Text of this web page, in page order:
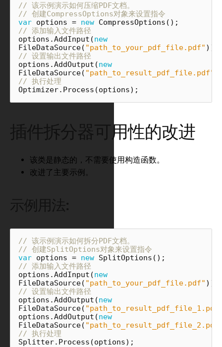
// 该示例演示如何压缩PDF文档。
// 创建CompressOptions对象来设置指令
var options = new CompressOptions ();
// 添加输入文件路径
options .AddInput (new
FileDataSource( "path_to_your_pdf_file.pdf" ));
// 设置输出文件路径
options .AddOutput (new
FileDataSource( "path_to_result_pdf_file.pdf"
// 执行处理
Optimizer. Process (options);
插件拆分器可用性的改进
该类是静态的，不需要使用构造函数。
改进了主要示例。
示例用法:
// 该示例演示如何拆分PDF文档。
// 创建SplitOptions对象来设置指令
var options = new SplitOptions ();
// 添加输入文件路径
options .AddInput (new
FileDataSource( "path_to_your_pdf_file.pdf" ));
// 设置输出文件路径
options .AddOutput (new
FileDataSource(
options .AddOutput (new
FileDataSource(
// 执行处理
Splitter. Process (options);